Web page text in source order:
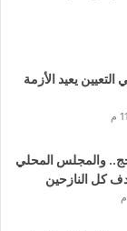
يعيد الأزمة
والمجلس المحلي
كل النازحين